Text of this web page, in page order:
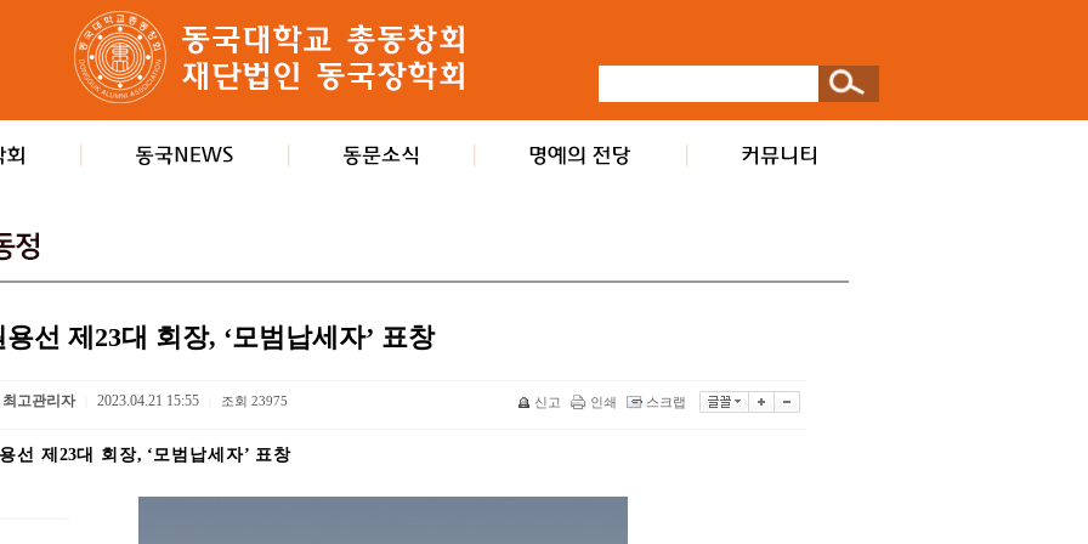
용선 제23대 회장, ‘모범납세자’ 표창
최고관리자 2023.04.21 15:55 조회 23975 신고 인쇄 스크랩
선 제 23대 회장, ‘모범납세자’ 표창